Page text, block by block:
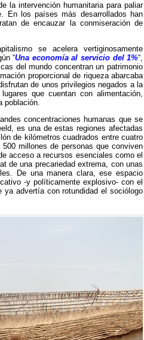
la intervención humanitaria para paliar
.
En los países más desarrollados han
de encauzar la conmiseración de
se acelera vertiginosamente
“Una economía al servicio del1%“,
del mundo concentran un patrimonio
proporcional de riqueza abarcaba
de unos privilegios negados a la
que cuentan con alimentación
población
concentraciones humanas que se
es una de estas regiones afectadas
de kilómetros cuadrados entre cuatro
500 millones de personas que conviven
acceso a recursos esenciales como el
de una precariedad extrema con unas
De una manera clara,ese espacio
-y políticamente explosivo-con el
ya advertía con rotundidad el sociólogo